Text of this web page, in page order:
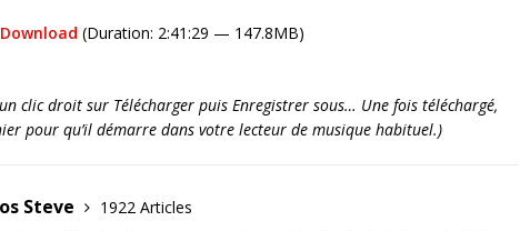
Download (Duration: 2:41:29 — 147.8MB)
clic droit sur Télécharger puis Enregistrer sous… Une fois téléchargé,
pour qu’il démarre dans votre lecteur de musique habituel.)
Steve
1922 Articles